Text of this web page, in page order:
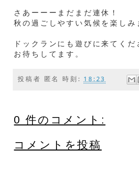
さあーーーまだまだ連休！
秋の過ごしやすい気候を楽しみ
ドックランにも遊びに来てく
お待ちしてます。
投稿者 匿名 時刻: 18:23
0 件のコメント:
コメントを投稿